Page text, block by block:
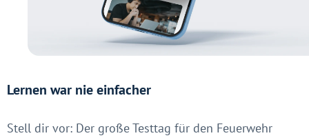
Lernen war nie einfacher
Stell dir vor: Der große Testtag für den Feuerwehr